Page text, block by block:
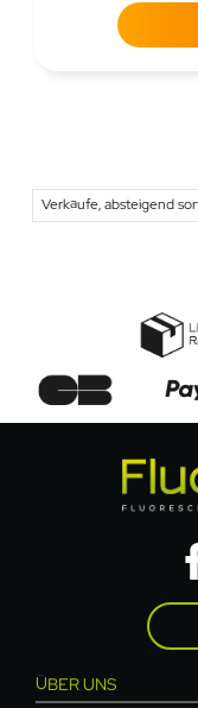
Verkäufe, absteigend
ÜBER UNS